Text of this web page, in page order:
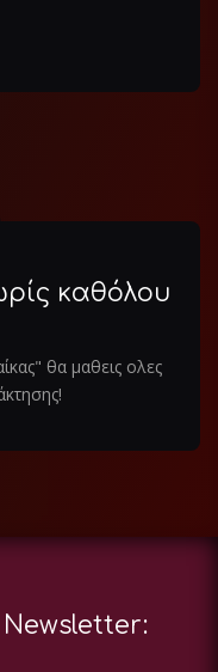
καθόλου
θα μαθεις ολες